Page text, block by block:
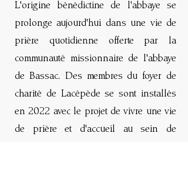
L'origine bénédictine de l'abbaye se
prolonge aujourd'hui dans une vie de
prière quotidienne offerte par la
communauté missionnaire de l'abbaye
de Bassac. Des membres du foyer de
charité de Lacépède se sont installés
en 2022 avec le projet de vivre une vie
de prière et d'accueil au sein de